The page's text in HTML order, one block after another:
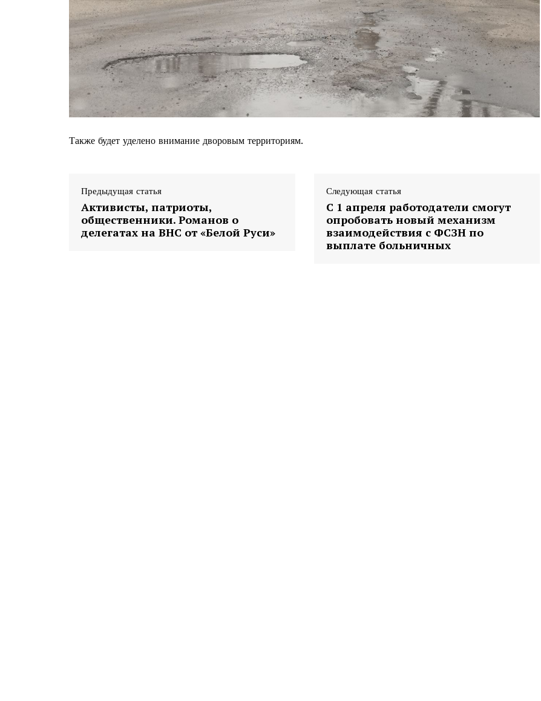
Также будет уделено внимание дворовым территориям.
Предыдущая статья
Активисты, патриоты,
общественники. Романов о
делегатах на ВНС от «Белой Руси»
Следующая статья
С 1 апреля работодатели смогут
опробовать новый механизм
взаимодействия с ФСЗН по
выплате больничных